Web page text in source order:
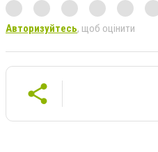
Авторизуйтесь, щоб оцінити